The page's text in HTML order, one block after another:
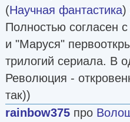
(Научная фантастика)
Полностью согласен
и "Маруся"
трилогий сериала. В
Революция -
так))
rainbow375 про